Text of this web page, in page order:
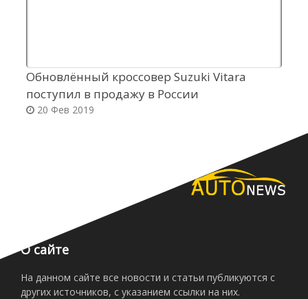
Обновлённый кроссовер Suzuki Vitara
поступил в продажу в России
20 Фев 2019
О сайте
На данном сайте все новости и статьи публикуются с
других источников, с указанием ссылки на них.